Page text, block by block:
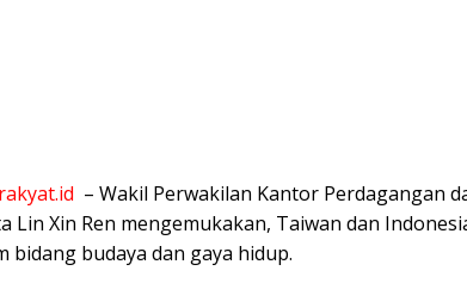
– Wakil Perwakilan Kantor Perdagangan
Lin Xin Ren mengemukakan, Taiwan dan
bidang budaya dan gaya hidup.